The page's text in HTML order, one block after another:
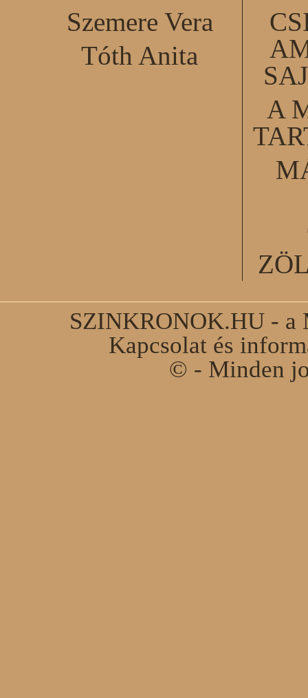
Szemere Vera
Tóth Anita
A
SZINKRONOK.HU - a
Kapcsolat és
© - Minden